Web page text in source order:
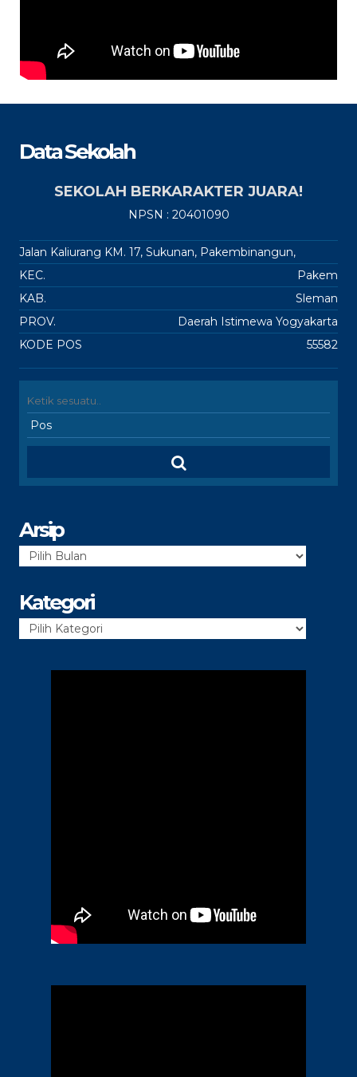
Data Sekolah
SEKOLAH BERKARAKTER JUARA!
NPSN : 20401090
Jalan Kaliurang KM. 17, Sukunan, Pakembinangun,
KEC.
Pakem
KAB.
Sleman
PROV.
Daerah Istimewa Yogyakarta
KODE POS
55582
Arsip
Arsip
Kategori
Kategori